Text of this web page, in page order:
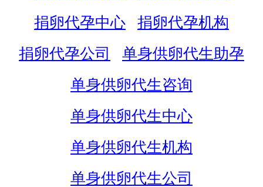
捐卵代孕中心
捐卵代孕机构
捐卵代孕公司
单身供卵代生助孕
单身供卵代生咨询
单身供卵代生中心
单身供卵代生机构
单身供卵代生公司